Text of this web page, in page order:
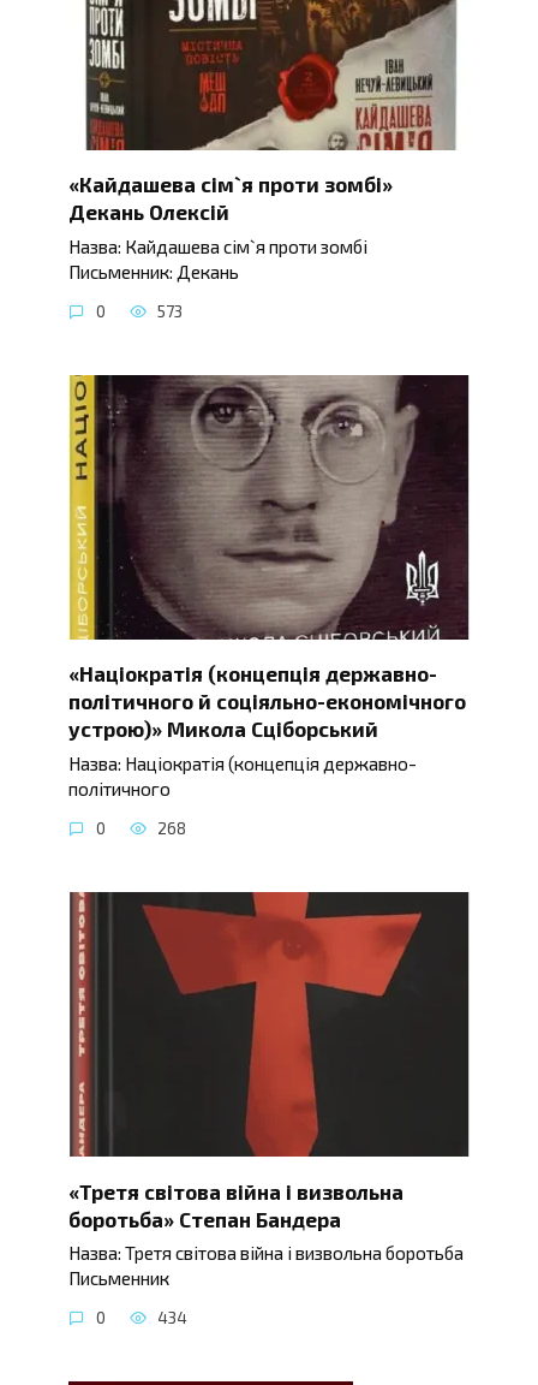
«Кайдашева сім`я проти зомбі»
Декань Олексій
Назва: Кайдашева сім`я проти зомбі
Письменник: Декань
0 573
«Націократія (концепція державно-
політичного й соціяльно-економічного
устрою)» Микола Сціборський
Назва: Націократія (концепція державно-
політичного
0 268
«Третя світова війна і визвольна
боротьба» Степан Бандера
Назва: Третя світова війна і визвольна боротьба
Письменник
0 434